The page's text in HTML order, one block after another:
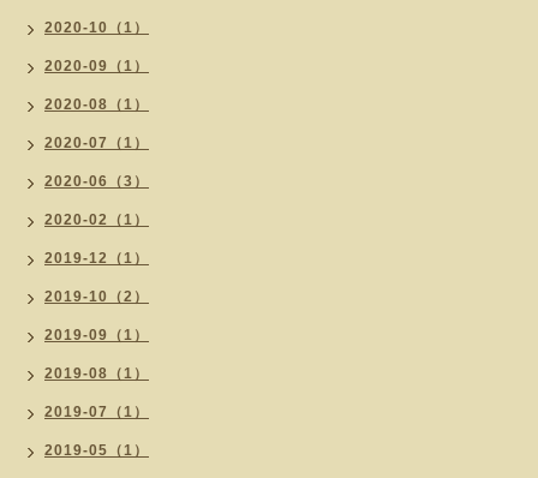
2020-10（1）
2020-09（1）
2020-08（1）
2020-07（1）
2020-06（3）
2020-02（1）
2019-12（1）
2019-10（2）
2019-09（1）
2019-08（1）
2019-07（1）
2019-05（1）